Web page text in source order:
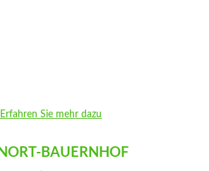
Erfahren Sie mehr dazu
BAUERNHOF